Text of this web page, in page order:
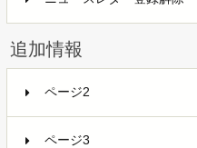
追加情報
ページ2
ページ3